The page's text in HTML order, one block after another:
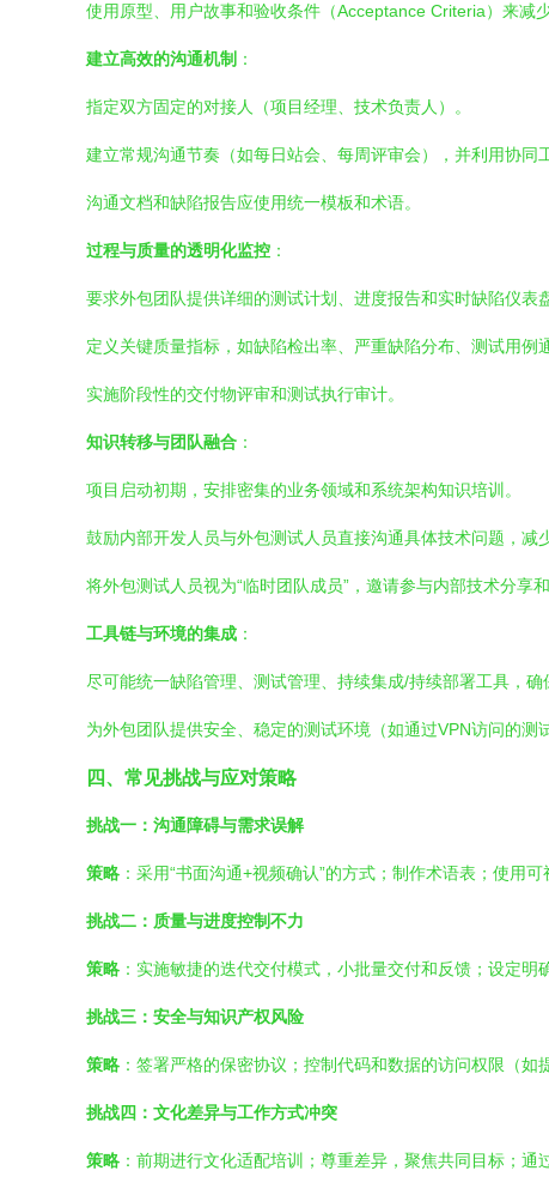
使用原型、用户故事和验收条件（Acceptance Criteria）来减少
建立高效的沟通机制 ：
指定双方固定的对接人（项目经理、技术负责人）。
建立常规沟通节奏（如每日站会、每周评审会），并利用协同
沟通文档和缺陷报告应使用统一模板和术语。
过程与质量的透明化监控 ：
要求外包团队提供详细的测试计划、进度报告和实时缺陷仪表盘
定义关键质量指标，如缺陷检出率、严重缺陷分布、测试用例
实施阶段性的交付物评审和测试执行审计。
知识转移与团队融合 ：
项目启动初期，安排密集的业务领域和系统架构知识培训。
鼓励内部开发人员与外包测试人员直接沟通具体技术问题，减
将外包测试人员视为“临时团队成员”，邀请参与内部技术分享和
工具链与环境的集成 ：
尽可能统一缺陷管理、测试管理、持续集成/持续部署工具，确
为外包团队提供安全、稳定的测试环境（如通过VPN访问的测
四、常见挑战与应对策略
挑战一：沟通障碍与需求误解
策略 ：采用“书面沟通+视频确认”的方式；制作术语表；使用
挑战二：质量与进度控制不力
策略 ：实施敏捷的迭代交付模式，小批量交付和反馈；设定
挑战三：安全与知识产权风险
策略 ：签署严格的保密协议；控制代码和数据的访问权限（
挑战四：文化差异与工作方式冲突
策略 ：前期进行文化适配培训；尊重差异，聚焦共同目标；通